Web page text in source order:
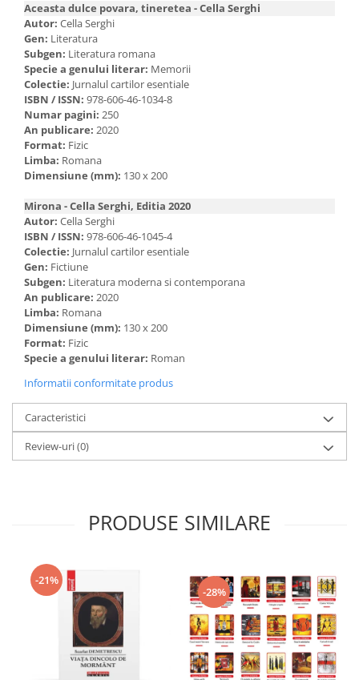
Aceasta dulce povara, tineretea - Cella Serghi
Autor: Cella Serghi
Gen: Literatura
Subgen: Literatura romana
Specie a genului literar: Memorii
Colectie: Jurnalul cartilor esentiale
ISBN / ISSN: 978-606-46-1034-8
Numar pagini: 250
An publicare: 2020
Format: Fizic
Limba: Romana
Dimensiune (mm): 130 x 200
Mirona - Cella Serghi, Editia 2020
Autor: Cella Serghi
ISBN / ISSN: 978-606-46-1045-4
Colectie: Jurnalul cartilor esentiale
Gen: Fictiune
Subgen: Literatura moderna si contemporana
An publicare: 2020
Limba: Romana
Dimensiune (mm): 130 x 200
Format: Fizic
Specie a genului literar: Roman
Informatii conformitate produs
Caracteristici
Review-uri(0)
PRODUSE SIMILARE
-21%
-28%